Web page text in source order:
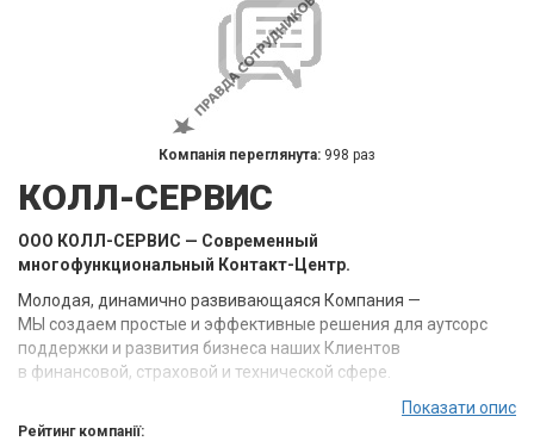
Компанія переглянута: 998 раз
КОЛЛ-СЕРВИС
ООО КОЛЛ-СЕРВИС — Современный
многофункциональный Контакт-Центр.
Молодая, динамично развивающаяся Компания —
МЫ создаем простые и эффективные решения для аутсорс
поддержки и развития бизнеса наших Клиентов
в финансовой, страховой и технической сфере.
Наша цель сделать бизнес- коммуникации простыми
и прибыльными!
Показати опис
Рейтинг компанії: